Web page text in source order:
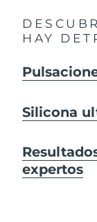
HAY
Silicona
expertos